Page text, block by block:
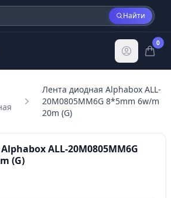
Найти
0
Лента диодная Alphabox ALL-
20M0805MM6G 8*5mm 6w/m
20m (G)
ALL-20M0805MM6G
(G)